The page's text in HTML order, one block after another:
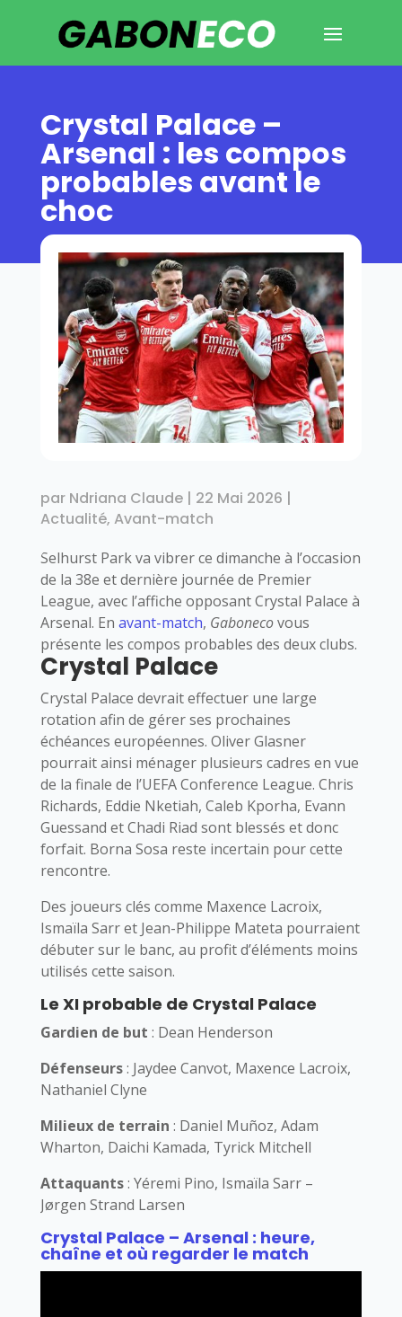
Crystal Palace –
Arsenal : les compos
probables avant le
choc
par Ndriana Claude| 22 Mai 2026 |
Actualité, Avant-match
Selhurst Parkva vibrer ce dimanche à l’occasion
de la 38e et dernière journée de Premier
League, avec l’affiche opposantCrystal Palace à
Arsenal. En avant-match, Gabonecovous
présente les compos probables des deux clubs.
Crystal Palace
Crystal Palace devrait effectuer une large
rotation afin de gérer ses prochaines
échéances européennes. Oliver Glasner
pourrait ainsi ménager plusieurs cadres en vue
de la finale de l’UEFA Conference League. Chris
Richards, Eddie Nketiah, Caleb Kporha, Evann
Guessand et Chadi Riad sont blessés et donc
forfait. Borna Sosa reste incertain pour cette
rencontre.
Des joueurs clés comme Maxence Lacroix,
Ismaïla Sarr et Jean-Philippe Mateta pourraient
débuter sur le banc, au profit d’éléments moins
utilisés cette saison.
Le XI probable de Crystal Palace
Gardien de but : Dean Henderson
Défenseurs: Jaydee Canvot, Maxence Lacroix,
Nathaniel Clyne
Milieux de terrain : Daniel Muñoz, Adam
Wharton, Daichi Kamada, Tyrick Mitchell
Attaquants: Yéremi Pino, Ismaïla Sarr –
Jørgen Strand Larsen
Crystal Palace – Arsenal : heure,
chaîne et où regarder le match